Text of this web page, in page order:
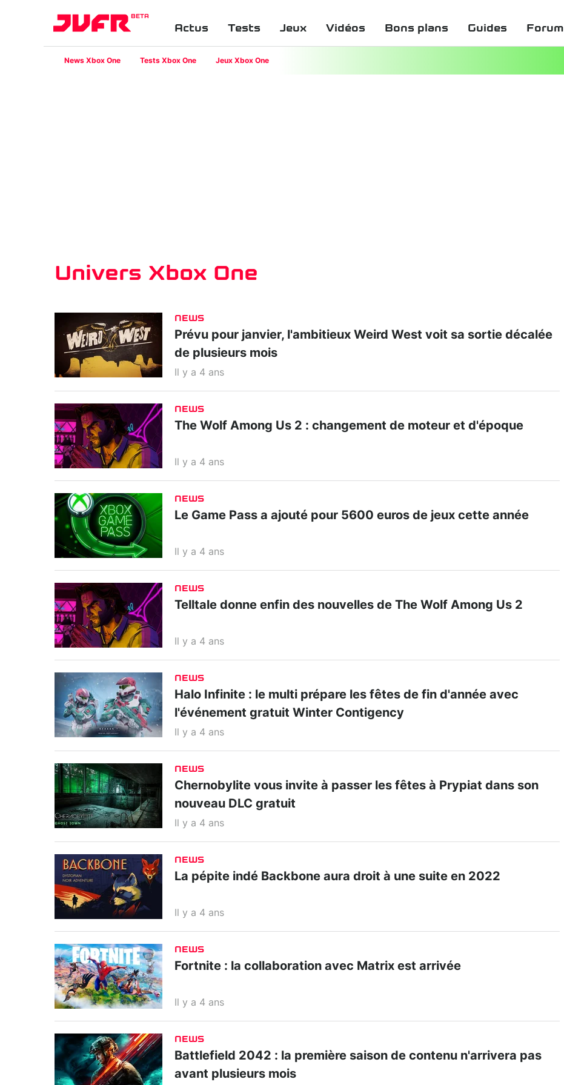
BETA
Actus Tests Jeux Vidéos Bons plans Guides Forum
News Xbox One Tests Xbox One Jeux Xbox One
Univers Xbox One
NEWS
Prévu pour janvier, l'ambitieux Weird West voit sa sortie décalée
de plusieurs mois
Il y a 4 ans
NEWS
The Wolf Among Us 2 : changement de moteur et d'époque
Il y a 4 ans
NEWS
Le Game Pass a ajouté pour 5600 euros de jeux cette année
Il y a 4 ans
NEWS
Telltale donne enfin des nouvelles de The Wolf Among Us 2
Il y a 4 ans
NEWS
Halo Infinite : le multi prépare les fêtes de fin d'année avec
l'événement gratuit Winter Contigency
Il y a 4 ans
NEWS
Chernobylite vous invite à passer les fêtes à Prypiat dans son
nouveau DLC gratuit
Il y a 4 ans
NEWS
La pépite indé Backbone aura droit à une suite en 2022
Il y a 4 ans
NEWS
Fortnite : la collaboration avec Matrix est arrivée
Il y a 4 ans
NEWS
Battlefield 2042 : la première saison de contenu n'arrivera pas
avant plusieurs mois